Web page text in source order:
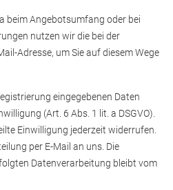
beim Angebotsumfang oder bei
nutzen wir die bei der
Adresse, um Sie auf diesem Wege
eingegebenen Daten
(Art. 6 Abs. 1 lit. a DSGVO).
Einwilligung jederzeit widerrufen.
per E-Mail an uns. Die
Datenverarbeitung bleibt vom